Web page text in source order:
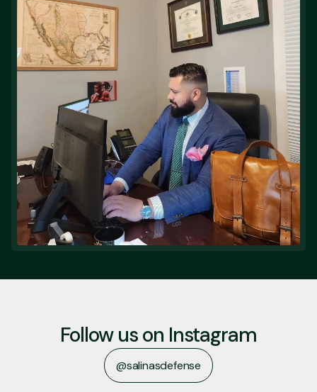
Follow us on Instagram
@salinasdefense
salinasdefense